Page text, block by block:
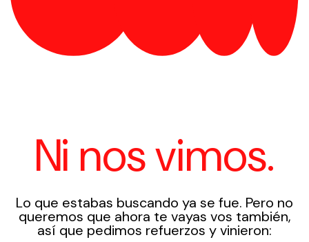
Ni nos vimos.
Lo que estabas buscando ya se fue. Pero no
queremos que ahora te vayas vos también,
así que pedimos refuerzos y vinieron: